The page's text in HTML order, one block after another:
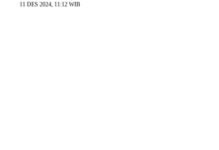
11 DES 2024, 11:12 WIB